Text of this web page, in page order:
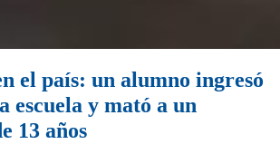
el país: un alumno ingresó
escuela y mató a un
13 años